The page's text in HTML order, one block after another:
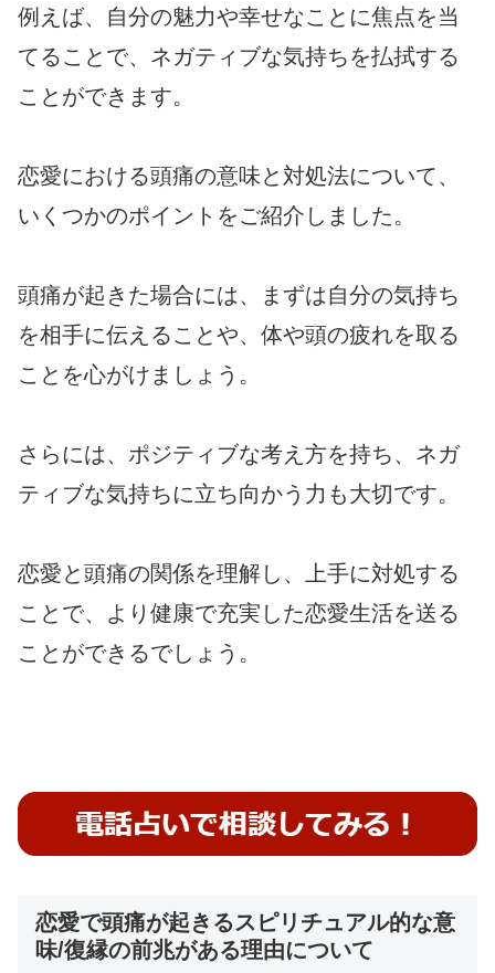
例えば、自分の魅力や幸せなことに焦点を当
てることで、ネガティブな気持ちを払拭する
ことができます。
恋愛における頭痛の意味と対処法について、
いくつかのポイントをご紹介しました。
頭痛が起きた場合には、まずは自分の気持ち
を相手に伝えることや、体や頭の疲れを取る
ことを心がけましょう。
さらには、ポジティブな考え方を持ち、ネガ
ティブな気持ちに立ち向かう力も大切です。
恋愛と頭痛の関係を理解し、上手に対処する
ことで、より健康で充実した恋愛生活を送る
ことができるでしょう。
恋愛で頭痛が起きるスピリチュアル的な意
味/復縁の前兆がある理由について